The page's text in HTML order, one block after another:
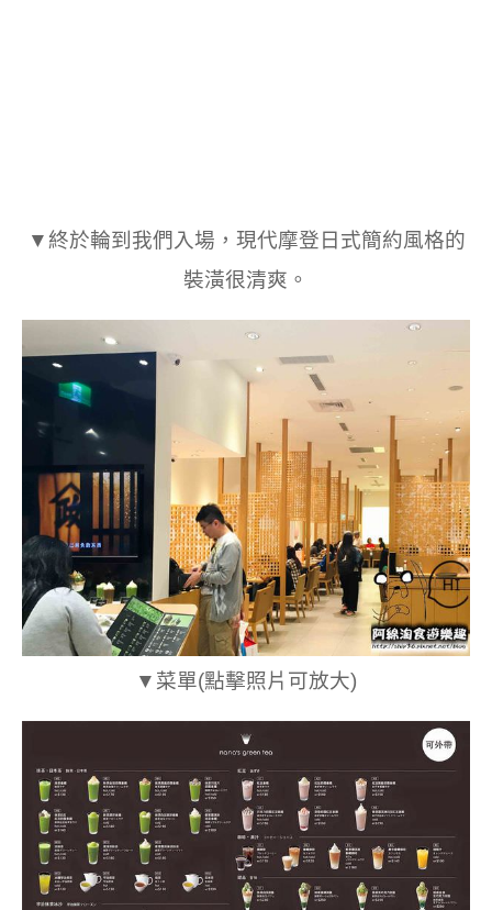
▼終於輪到我們入場，現代摩登日式簡約風格的
裝潢很清爽。
▼菜單(點擊照片可放大)